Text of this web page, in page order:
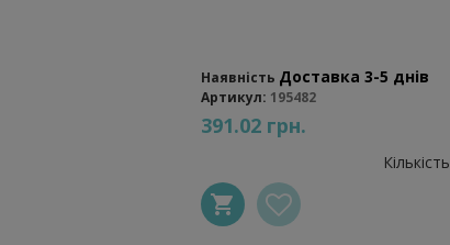
Наявність Доставка 3-5 днів
Артикул: 195482
391.02 грн.
Кількість